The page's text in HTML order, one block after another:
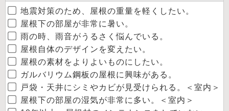
地震対策のため、屋根の重量を軽くしたい。
屋根下の部屋が非常に暑い。
雨の時、雨音がうるさく悩んでいる。
屋根自体のデザインを変えたい。
屋根の素材をよりよいものにしたい。
ガルバリウム鋼板の屋根に興味がある。
戸袋・天井にシミやカビが見受けられる。＜室内＞
屋根下の部屋の湿気が非常に多い。＜室内＞